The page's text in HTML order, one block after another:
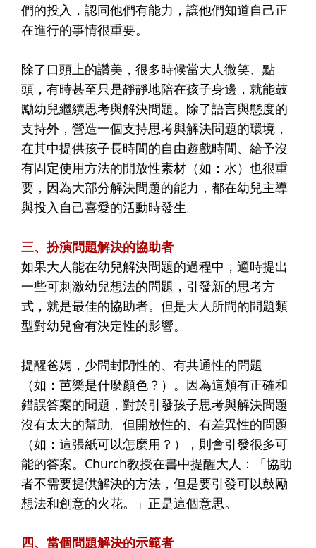
們的投入，認同他們有能力，讓他們知道自己正
在進行的事情很重要。
除了口頭上的讚美，很多時候當大人微笑、點
頭，有時甚至只是靜靜地陪在孩子身邊，就能鼓
勵幼兒繼續思考與解決問題。除了語言與態度的
支持外，營造一個支持思考與解決問題的環境，
在其中提供孩子長時間的自由遊戲時間、給予沒
有固定使用方法的開放性素材（如：水）也很重
要，因為大部分解決問題的能力，都在幼兒主導
與投入自己喜愛的活動時發生。
三、扮演問題解決的協助者
如果大人能在幼兒解決問題的過程中，適時提出
一些可刺激幼兒想法的問題，引發新的思考方
式，就是最佳的協助者。但是大人所問的問題類
型對幼兒會有決定性的影響。
提醒爸媽，少問封閉性的、有共通性的問題
（如：芭樂是什麼顏色？）。因為這類有正確和
錯誤答案的問題，對於引發孩子思考與解決問題
沒有太大的幫助。但開放性的、有差異性的問題
（如：這張紙可以怎麼用？），則會引發很多可
能的答案。Church教授在書中提醒大人：「協助
者不需要提供解決的方法，但是要引發可以鼓勵
想法和創意的火花。」正是這個意思。
四、當個問題解決的示範者